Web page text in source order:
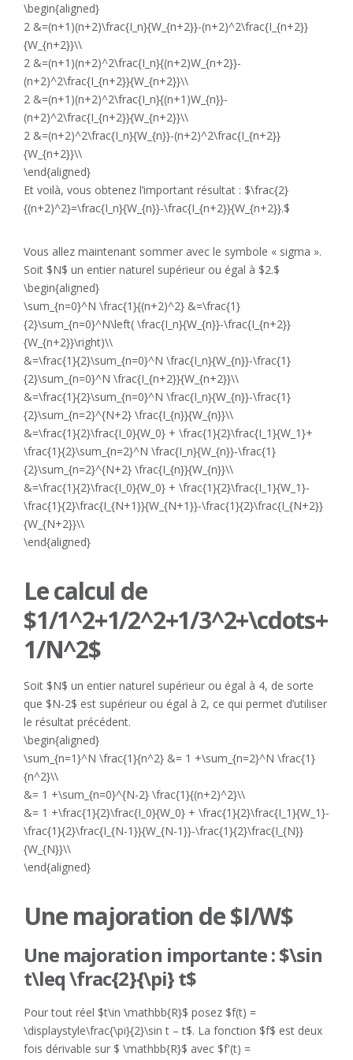
\begin{aligned}
2 &=(n+1)(n+2)\frac{I_n}{W_{n+2}}-(n+2)^2\frac{I_{n+2}}
{W_{n+2}}\\
2 &=(n+1)(n+2)^2\frac{I_n}{(n+2)W_{n+2}}-
(n+2)^2\frac{I_{n+2}}{W_{n+2}}\\
2 &=(n+1)(n+2)^2\frac{I_n}{(n+1)W_{n}}-
(n+2)^2\frac{I_{n+2}}{W_{n+2}}\\
2 &=(n+2)^2\frac{I_n}{W_{n}}-(n+2)^2\frac{I_{n+2}}
{W_{n+2}}\\
\end{aligned}
Et voilà, vous obtenez l’important résultat : $\frac{2}
{(n+2)^2}=\frac{I_n}{W_{n}}-\frac{I_{n+2}}{W_{n+2}}.$
Vous allez maintenant sommer avec le symbole « sigma ».
Soit $N$ un entier naturel supérieur ou égal à $2.$
\begin{aligned}
\sum_{n=0}^N \frac{1}{(n+2)^2} &=\frac{1}
{2}\sum_{n=0}^N\left( \frac{I_n}{W_{n}}-\frac{I_{n+2}}
{W_{n+2}}\right)\\
&=\frac{1}{2}\sum_{n=0}^N \frac{I_n}{W_{n}}-\frac{1}
{2}\sum_{n=0}^N \frac{I_{n+2}}{W_{n+2}}\\
&=\frac{1}{2}\sum_{n=0}^N \frac{I_n}{W_{n}}-\frac{1}
{2}\sum_{n=2}^{N+2} \frac{I_{n}}{W_{n}}\\
&=\frac{1}{2}\frac{I_0}{W_0} + \frac{1}{2}\frac{I_1}{W_1}+
\frac{1}{2}\sum_{n=2}^N \frac{I_n}{W_{n}}-\frac{1}
{2}\sum_{n=2}^{N+2} \frac{I_{n}}{W_{n}}\\
&=\frac{1}{2}\frac{I_0}{W_0} + \frac{1}{2}\frac{I_1}{W_1}-
\frac{1}{2}\frac{I_{N+1}}{W_{N+1}}-\frac{1}{2}\frac{I_{N+2}}
{W_{N+2}}\\
\end{aligned}
Le calcul de
$1/1^2+1/2^2+1/3^2+\cdots+
1/N^2$
Soit $N$ un entier naturel supérieur ou égal à 4, de sorte
que $N-2$ est supérieur ou égal à 2, ce qui permet d’utiliser
le résultat précédent.
\begin{aligned}
\sum_{n=1}^N \frac{1}{n^2} &= 1 +\sum_{n=2}^N \frac{1}
{n^2}\\
&= 1 +\sum_{n=0}^{N-2} \frac{1}{(n+2)^2}\\
&= 1 +\frac{1}{2}\frac{I_0}{W_0} + \frac{1}{2}\frac{I_1}{W_1}-
\frac{1}{2}\frac{I_{N-1}}{W_{N-1}}-\frac{1}{2}\frac{I_{N}}
{W_{N}}\\
\end{aligned}
Une majoration de $I/W$
Une majoration importante : $\sin
t\leq \frac{2}{\pi} t$
Pour tout réel $t\in \mathbb{R}$ posez $f(t) =
\displaystyle\frac{\pi}{2}\sin t – t$. La fonction $f$ est deux
fois dérivable sur $ \mathbb{R}$ avec $f'(t) =